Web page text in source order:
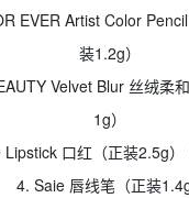
EVER Artist Color
装1.2g）
Velvet Blur 丝绒柔
1g）
口红（正装2.5g）
4. Saie 唇线笔（正装1.4g